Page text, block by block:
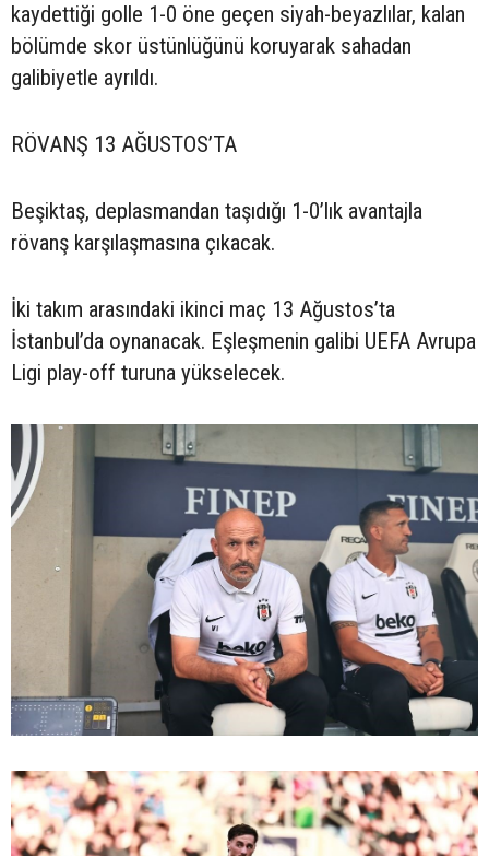
kaydettiği golle 1-0 öne geçen siyah-beyazlılar, kalan
bölümde skor üstünlüğünü koruyarak sahadan
galibiyetle ayrıldı.
RÖVANŞ 13 AĞUSTOS’TA
Beşiktaş, deplasmandan taşıdığı 1-0’lık avantajla
rövanş karşılaşmasına çıkacak.
İki takım arasındaki ikinci maç 13 Ağustos’ta
İstanbul’da oynanacak. Eşleşmenin galibi UEFA Avrupa
Ligi play-off turuna yükselecek.